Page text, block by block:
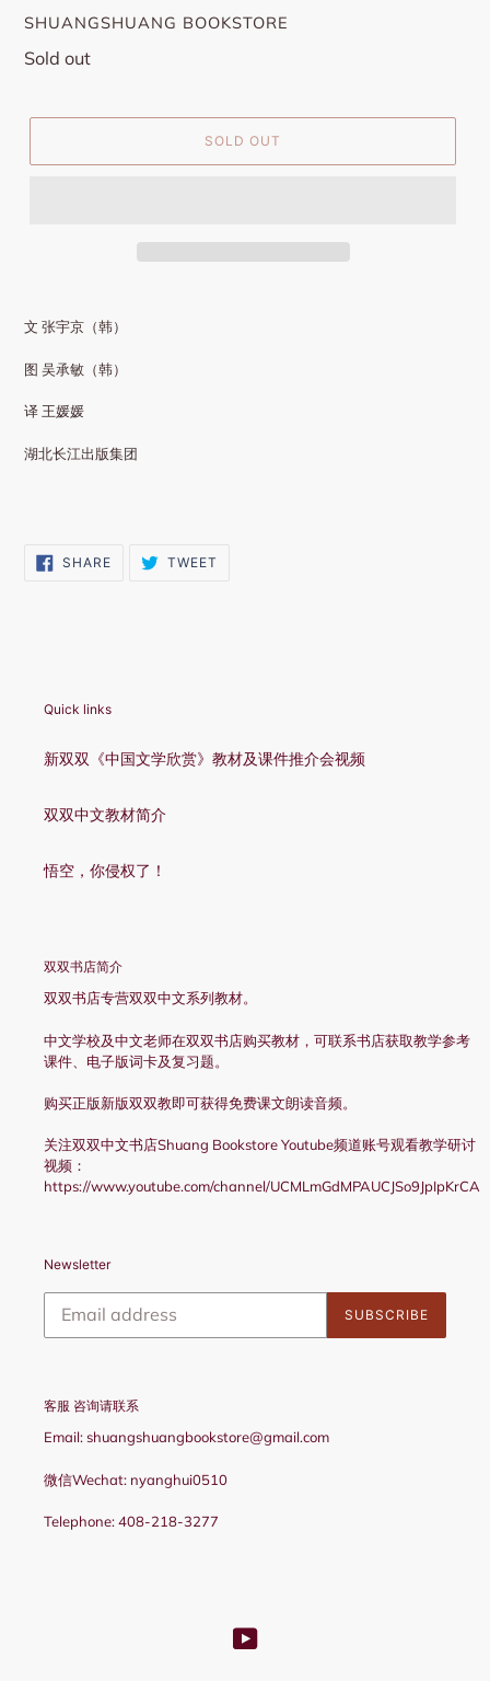
VENDOR
SHUANGSHUANG BOOKSTORE
Regular
Sold out
SOLD OUT
文 张宇京（韩）
图 吴承敏（韩）
译 王媛媛
湖北长江出版集团
SHARESHARE
ON
TWEET
Quick links
新双双《中国文学欣赏》教材及课件推介会视频
双双中文教材简介
悟空，你侵权了！
双双书店简介
双双书店专营双双中文系列教材。
中文学校及中文老师在双双书店购买教材，可联系书店获取教学参考
课件、电子版词卡及复习题。
购买正版新版双双教即可获得免费课文朗读音频。
关注双双中文书店Shuang Bookstore Youtube频道账号观看教学研讨
视频：
https://www.youtube.com/channel/UCMLmGdMPAUCJSo9JpIpKrCA
Newsletter
SUBSCRIBE
客服 咨询请联系
Email: shuangshuangbookstore@gmail.com
微信Wechat: nyanghui0510
Telephone: 408-218-3277
YouTube